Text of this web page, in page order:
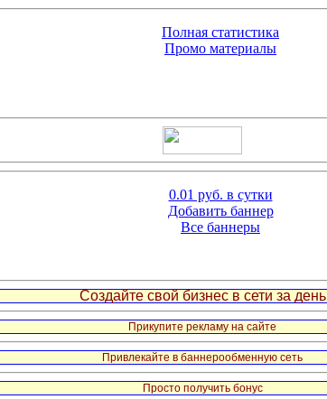
Полная статистика
Промо материалы
0.01 руб. в сутки
Добавить баннер
Все баннеры
Создайте свой бизнес в сети за день
Прикупите рекламу на сайте
Привлекайте в баннерообменную сеть
Просто получить бонус